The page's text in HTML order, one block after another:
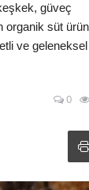
güveç
organik süt
ve geleneksel
0